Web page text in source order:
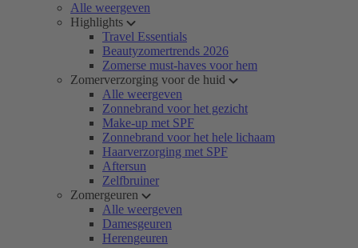
Alle weergeven
Highlights
Travel Essentials
Beautyzomertrends 2026
Zomerse must-haves voor hem
Zomerverzorging voor de huid
Alle weergeven
Zonnebrand voor het gezicht
Make-up met SPF
Zonnebrand voor het hele lichaam
Haarverzorging met SPF
Aftersun
Zelfbruiner
Zomergeuren
Alle weergeven
Damesgeuren
Herengeuren